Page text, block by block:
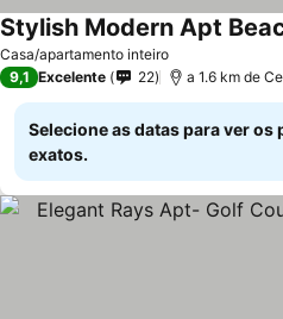
Casa/apartamento inteiro
Stylish Modern Apt
9,1 Excelente 22 a 1.6 km de
Selecione as datas para ver os
exatos.